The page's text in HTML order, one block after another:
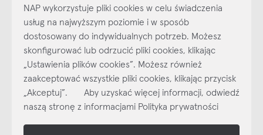
Najlepsze inspiracje i promocje na wyciągnięcie ręki, zapisz się już
dzisiaj do naszego cyklicznego newslettera!
SubskrybujNEWSLETTER
NAP wykorzystuje pliki cookies w celu świadczenia
usług na najwyższym poziomie i w sposób
dostosowany do indywidualnych potrzeb. Możesz
skonfigurować lub odrzucić pliki cookies, klikając
„Ustawienia plików cookies”. Możesz również
zaakceptować wszystkie pliki cookies, klikając przycisk
„Akceptuj”. Aby uzyskać więcej informacji, odwiedź
naszą stronę z informacjami Polityka prywatności